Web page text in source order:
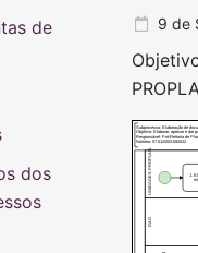
9 de
DAO
UNIDADES PROPLAN 1.
Subprocesso: Elaboração de
Objetivo: Elaborar, aprovar e dar
Responsável: Pró-Reitoria de
Número: 07.012/002-092022
de
dos